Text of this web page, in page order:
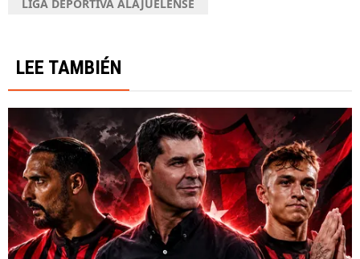
LIGA DEPORTIVA ALAJUELENSE
LEE TAMBIÉN